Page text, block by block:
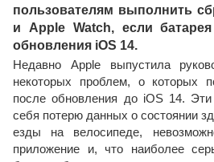
пользователям выполнить
и Apple Watch, если
обновления iOS 14.
Недавно Apple выпустила
некоторых проблем, о которых
после обновления до iOS 14.
себя потерю данных о состоянии
езды на велосипеде,
приложение и, что наиболее